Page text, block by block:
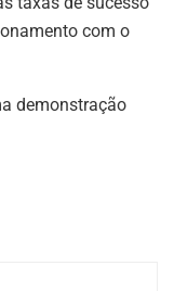
com o
demonstração